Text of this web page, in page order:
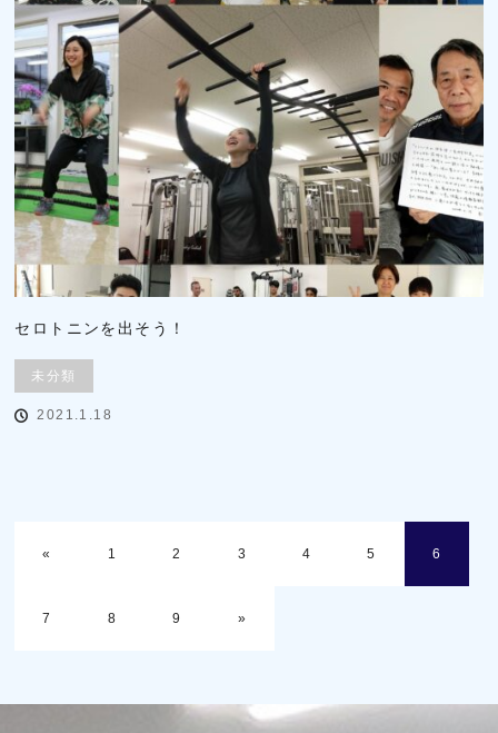
セロトニンを出そう！
未分類
2021.1.18
« 1 2 3 4 5 6
7 8 9 »